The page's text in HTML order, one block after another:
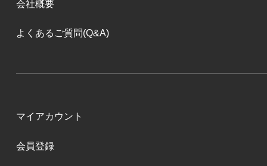
会社概要
よくあるご質問(Q&A)
マイアカウント
会員登録